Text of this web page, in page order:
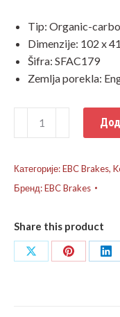
Tip: Organic-
Dimenzije: 102 x
Šifra: SFAC179
Zemlja porekla:
T-
max
carbon
Категорије:EBC Brakes,
Бренд:EBC Brakes
Share this product
Share
Share